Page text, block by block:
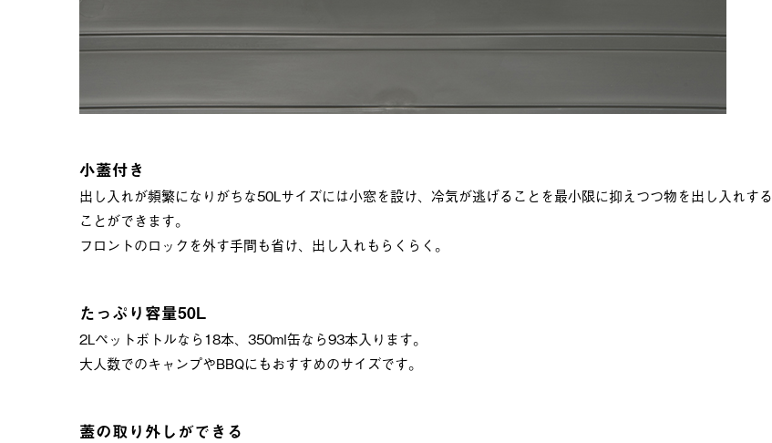
小蓋付き
出し入れが頻繁になりがちな50Lサイズには小窓を設け、冷気が逃げることを最小限に抑えつつ物を出し入れする
ことができます。
フロントのロックを外す手間も省け、出し入れもらくらく。
たっぷり容量50L
2Lペットボトルなら18本、350ml缶なら93本入ります。
大人数でのキャンプやBBQにもおすすめのサイズです。
蓋の取り外しができる